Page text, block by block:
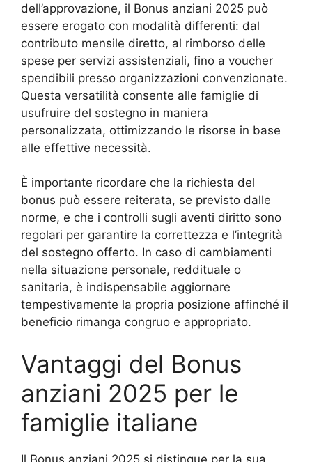
dell’approvazione, il Bonus anziani 2025 può
essere erogato con modalità differenti: dal
contributo mensile diretto, al rimborso delle
spese per servizi assistenziali, fino a voucher
spendibili presso organizzazioni convenzionate.
Questa versatilità consente alle famiglie di
usufruire del sostegno in maniera
personalizzata, ottimizzando le risorse in base
alle effettive necessità.
È importante ricordare che la richiesta del
bonus può essere reiterata, se previsto dalle
norme, e che i controlli sugli aventi diritto sono
regolari per garantire la correttezza e l’integrità
del sostegno offerto. In caso di cambiamenti
nella situazione personale, reddituale o
sanitaria, è indispensabile aggiornare
tempestivamente la propria posizione affinché il
beneficio rimanga congruo e appropriato.
Vantaggi del Bonus
anziani 2025 per le
famiglie italiane
Il Bonus anziani 2025 si distingue per la sua